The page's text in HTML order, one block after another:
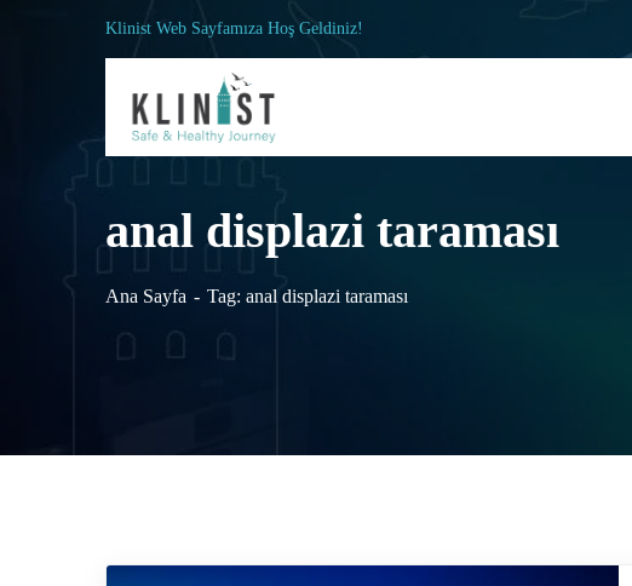
Klinist Web Sayfamıza Hoş Geldiniz!
anal displazi taraması
Ana Sayfa Tag: anal displazi taraması